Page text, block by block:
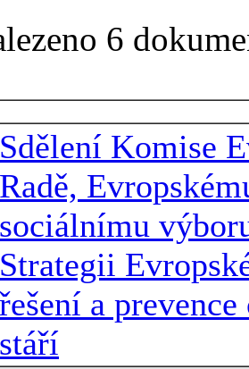
6
Sdělení Komise
Radě,
sociálnímu
Strategii
řešení a
stáří